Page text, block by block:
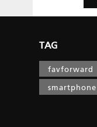
TAG
favforward
smartphone